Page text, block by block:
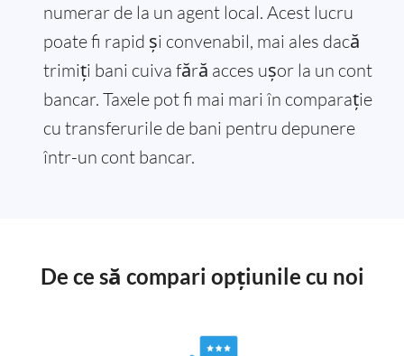
numerar de la un agent local. Acest lucru
poate fi rapid și convenabil, mai ales dacă
trimiți bani cuiva fără acces ușor la un cont
bancar. Taxele pot fi mai mari în comparație
cu transferurile de bani pentru depunere
într-un cont bancar.
De ce să compari opțiunile cu noi